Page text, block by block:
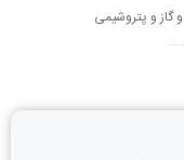
گاز و پتروشیمی